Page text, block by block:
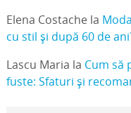
Elena Costachela
cu stil și după 60 de
Lascu Maria la Cum să
fuste: Sfaturi și